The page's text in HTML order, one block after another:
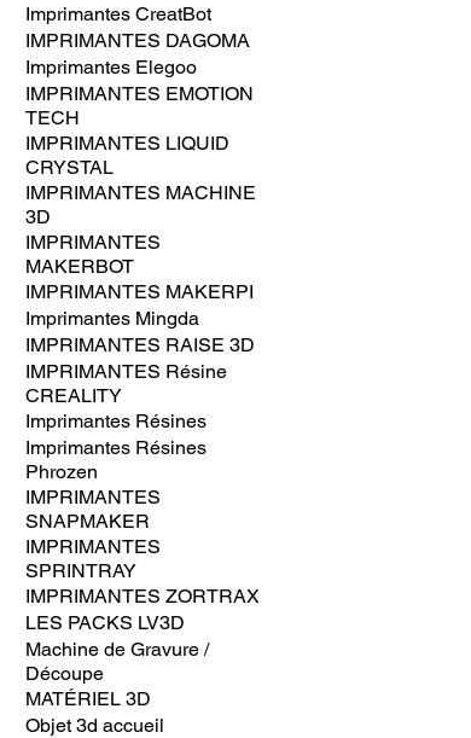
Imprimantes CreatBot
IMPRIMANTES DAGOMA
Imprimantes Elegoo
IMPRIMANTES EMOTION
TECH
IMPRIMANTES LIQUID
CRYSTAL
IMPRIMANTES MACHINE
3D
IMPRIMANTES
MAKERBOT
IMPRIMANTES MAKERPI
Imprimantes Mingda
IMPRIMANTES RAISE 3D
IMPRIMANTES Résine
CREALITY
Imprimantes Résines
Imprimantes Résines
Phrozen
IMPRIMANTES
SNAPMAKER
IMPRIMANTES
SPRINTRAY
IMPRIMANTES ZORTRAX
LES PACKS LV3D
Machine de Gravure /
Découpe
MATÉRIEL 3D
Objet 3d accueil